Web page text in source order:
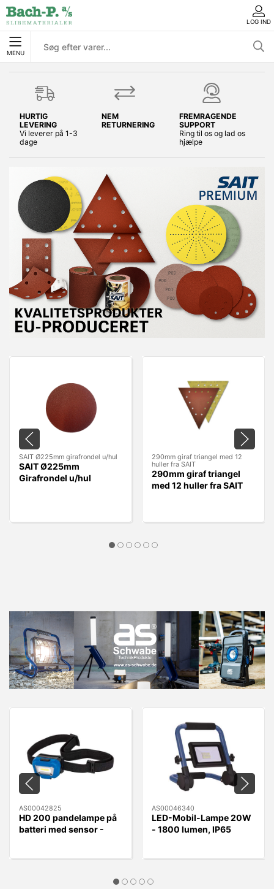
LOG IND
MENU
HURTIG
LEVERING
Vi leverer på 1-3
dage
NEM
RETURNERING
FREMRAGENDE
SUPPORT
Ring til os og lad os
hjælpe
SAIT Ø225mm girafrondel u/hul
SAIT Ø225mm
Girafrondel u/hul
290mm giraf triangel med 12
huller fra SAIT
290mm giraf triangel
med 12 huller fra SAIT
AS00042825
HD 200 pandelampe på
batteri med sensor -
AS00046340
LED-Mobil-Lampe 20W
- 1800 lumen, IP65